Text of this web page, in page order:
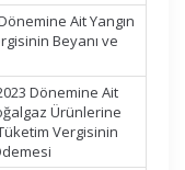
Ait Yangın
Beyanı ve
Dönemine Ait
Ürünlerine
Vergisinin